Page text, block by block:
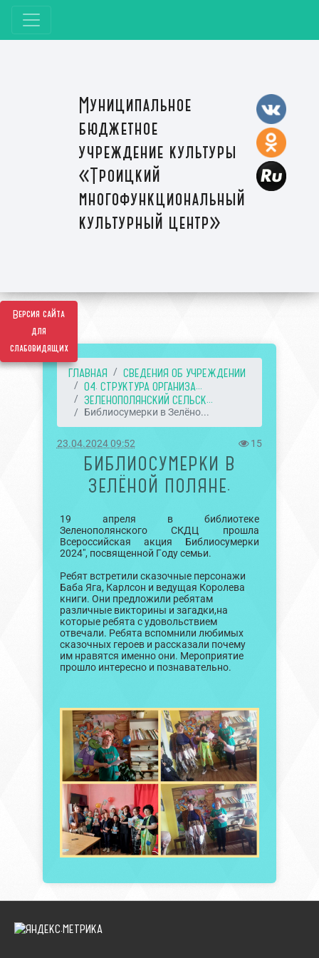
Версия сайта
для
слабовидящих
Муниципальное
бюджетное
учреждение культуры
«Троицкий
многофункциональный
культурный центр»
ГЛАВНАЯ
СВЕДЕНИЯ ОБ УЧРЕЖДЕНИИ
04. СТРУКТУРА ОРГАНИЗА...
ЗЕЛЕНОПОЛЯНСКИЙ СЕЛЬСК...
Библиосумерки в Зелёно...
23.04.2024 09:52 15
БИБЛИОСУМЕРКИ В
ЗЕЛЁНОЙ ПОЛЯНЕ.
19 апреля в библиотеке
Зеленополянского СКДЦ прошла
Всероссийская акция Библиосумерки
2024", посвященной Году семьи.
Ребят встретили сказочные персонажи
Баба Яга, Карлсон и ведущая Королева
книги. Они предложили ребятам
различные викторины и загадки,на
которые ребята с удовольствием
отвечали. Ребята вспомнили любимых
сказочных героев и рассказали почему
им нравятся именно они. Мероприятие
прошло интересно и познавательно.